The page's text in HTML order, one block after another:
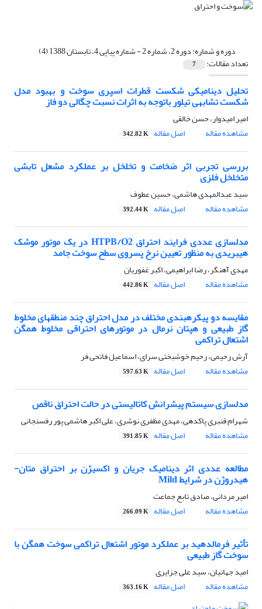
دوره و شماره:دوره 2، شماره 2 - شماره پیاپی 4، تابستان 1388 (4)
تعداد مقالات: 7
تحلیل دینامیکی شکست قطرات اسپری سوخت و بهبود مدل
شکست تشابهی تیلور باتوجه به اثرات نسبت چگالی دو فاز
امیر امیدوار، حسن خالقی
مشاهده مقاله
اصل مقاله 342.82 K
بررسی تجربی اثر ضخامت و تخلخل بر عملکرد مشعل تابشی
متخلخل فلزی
سید عبدالمهدی هاشمی، حسین عطوف
مشاهده مقاله
اصل مقاله 392.44 K
مدلسازی عددی فرایند احتراق HTPB/O2 در یک موتور موشک
هیبریدی به منظور تعیین نرخ پسروی سطح سوخت جامد
مهدی آهنگر، رضا ابراهیمی، اکبر غفوریان
مشاهده مقاله
اصل مقاله 442.86 K
مقایسه دو پیکرهبندی مختلف در مدل احتراق چند منطقهای مخلوط
گاز طبیعی و هپتان نرمال در موتورهای احتراقی مخلوط همگن
اشتعال تراکمی
آرش رحیمی، رحیم خوشبختی سرای، اسماعیل فاتحی فر
مشاهده مقاله
اصل مقاله 597.63 K
مدلسازی سیستم پیشرانش کاتالیستی در حالت احتراق ناقص
شهرام قنبری پاکدهی، مهدی مظفری نوشری، علی اکبر هاشمی پور رفسنجانی
مشاهده مقاله
اصل مقاله 391.85 K
مطالعه عددی اثر دینامیک جریان و اکسیژن بر احتراق متان-
هیدروژن در شرایط Mild
امیر مردانی، صادق تابع جماعت
مشاهده مقاله
اصل مقاله 266.09 K
تأثیر فرمالدهید بر عملکرد موتور اشتعال تراکمی سوخت همگن با
سوخت گاز طبیعی
امید جهانیان، سید علی جزایری
مشاهده مقاله
اصل مقاله 363.16 K